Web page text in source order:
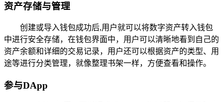
资产存储与管理
创建或导入钱包成功后,用户就可以将数字资产转入钱包
中进行安全存储，在钱包界面中，用户可以清晰地看到自己的
资产余额和详细的交易记录，用户还可以根据资产的类型、用
途等进行分类管理，就像整理书架一样，方便查看和操作。
参与DApp